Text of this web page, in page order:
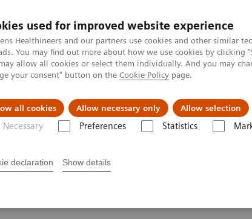
used for improved website experience
Healthineers and our partners use cookies and other similar
You may find out more about how we use cookies by
allow all cookies or select them individually. And you may
your consent" button on the Cookie Policy page.
all cookies Allow necessary only Allow selection
Necessary Preferences Statistics
declaration Show details
Клинические направления
Новые парадигмы в скрининге рака молочной железы
в скрининге